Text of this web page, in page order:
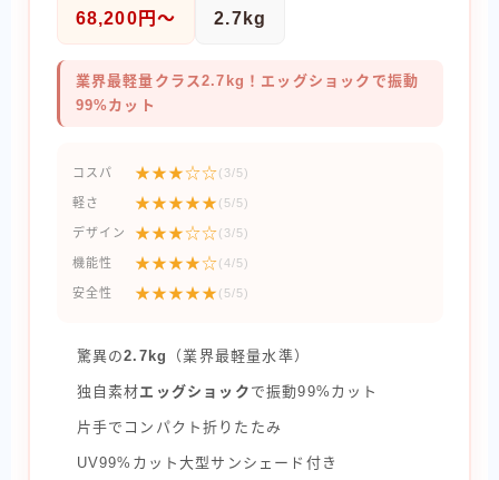
68,200円〜 2.7kg
業界最軽量クラス2.7kg！エッグショックで振動
99%カット
コスパ ★★★☆☆(3/5)
軽さ ★★★★★ (5/5)
デザイン ★★★☆☆(3/5)
機能性 ★★★★☆(4/5)
安全性 ★★★★★ (5/5)
驚異の2.7kg （業界最軽量水準）
独自素材エッグショック で振動99%カット
片手でコンパクト折りたたみ
UV99%カット大型サンシェード付き